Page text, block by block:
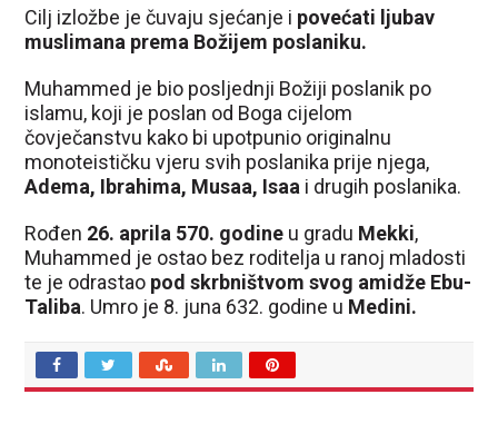
Cilj izložbe je čuvaju sjećanje i povećati ljubav
muslimana prema Božijem poslaniku.
Muhammed je bio posljednji Božiji poslanik po
islamu, koji je poslan od Boga cijelom
čovječanstvu kako bi upotpunio originalnu
monoteističku vjeru svih poslanika prije njega,
Adema, Ibrahima, Musaa, Isaa i drugih poslanika.
Rođen 26. aprila 570. godine u gradu Mekki,
Muhammed je ostao bez roditelja u ranoj mladosti
te je odrastao pod skrbništvom svog amidže Ebu-
Taliba. Umro je 8. juna 632. godine u Medini.